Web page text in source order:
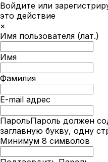
Войдите или
это действие
×
Имя пользователя (лат.)
Имя
Фамилия
E-mail адрес
ПарольПароль должен
заглавную букву, одну
Минимум 8 символов